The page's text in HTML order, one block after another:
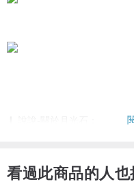
看過此商品的人也